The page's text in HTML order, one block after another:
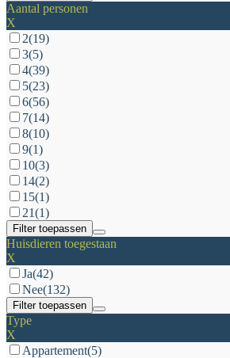
Aantal personen
X
2(19)
3(5)
4(39)
5(23)
6(56)
7(14)
8(10)
9(1)
10(3)
14(2)
15(1)
21(1)
Filter toepassen
Huisdieren toegestaan
X
Ja(42)
Nee(132)
Filter toepassen
Type
X
Appartement(5)